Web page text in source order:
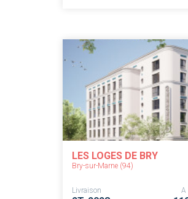
LES LOGES DE BRY
Bry-sur-Marne (94)
Livraison A